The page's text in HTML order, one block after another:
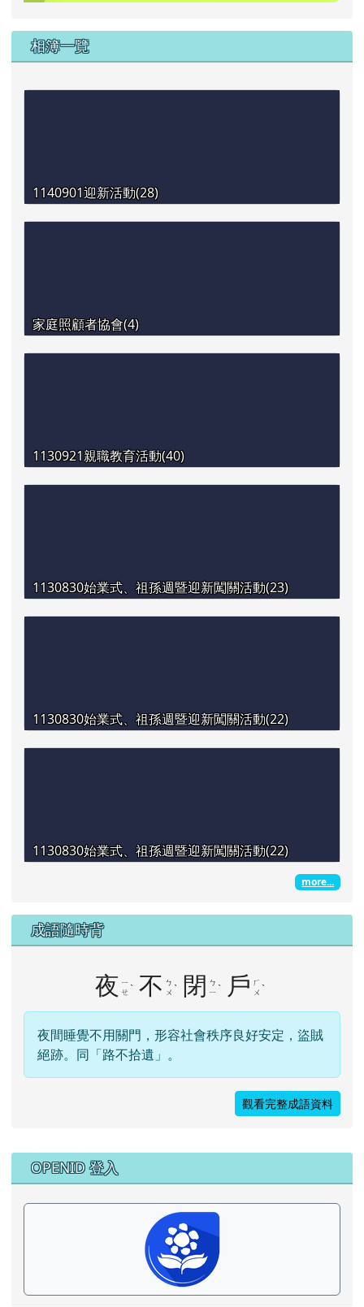
相簿一覽
1140901迎新活動(28)
家庭照顧者協會(4)
1130921親職教育活動(40)
1130830始業式、祖孫週暨迎新闖關活動(23)
1130830始業式、祖孫週暨迎新闖關活動(22)
1130830始業式、祖孫週暨迎新闖關活動(22)
more...
成語隨時背
夜 ㄧ
ㄝ ˋ 不 ㄅ
ㄨ ˋ 閉
ㄅ
ㄧ ˋ 戶 ㄏ
ㄨ ˋ
夜間睡覺不用關門，形容社會秩序良好安定，盜賊
絕跡。同「路不拾遺」。
觀看完整成語資料
右邊區域內容
OPENID 登入